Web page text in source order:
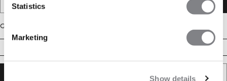
Statistics
Marketing
Show details
Mid Rise V-Shape
Größe
XXL
IN DEN WARENKORB LEGEN